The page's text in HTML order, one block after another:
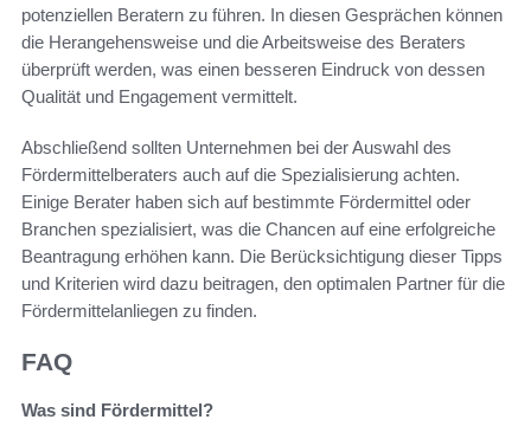
potenziellen Beratern zu führen. In diesen Gesprächen können
die Herangehensweise und die Arbeitsweise des Beraters
überprüft werden, was einen besseren Eindruck von dessen
Qualität und Engagement vermittelt.
Abschließend sollten Unternehmen bei der Auswahl des
Fördermittelberaters auch auf die Spezialisierung achten.
Einige Berater haben sich auf bestimmte Fördermittel oder
Branchen spezialisiert, was die Chancen auf eine erfolgreiche
Beantragung erhöhen kann. Die Berücksichtigung dieser Tipps
und Kriterien wird dazu beitragen, den optimalen Partner für die
Fördermittelanliegen zu finden.
FAQ
Was sind Fördermittel?